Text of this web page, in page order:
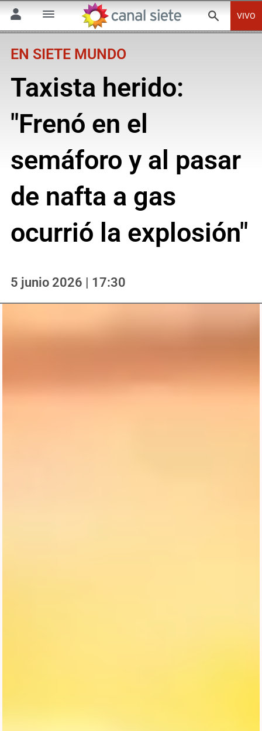
VIVO
EN SIETE MUNDO
Taxista herido:
"Frenó en el
semáforo y al pasar
de nafta a gas
ocurrió la explosión"
5 junio 2026 | 17:30